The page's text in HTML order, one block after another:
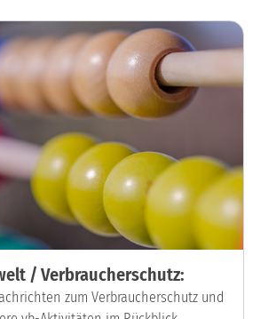
/ Verbraucherschutz:
zum Verbraucherschutz und